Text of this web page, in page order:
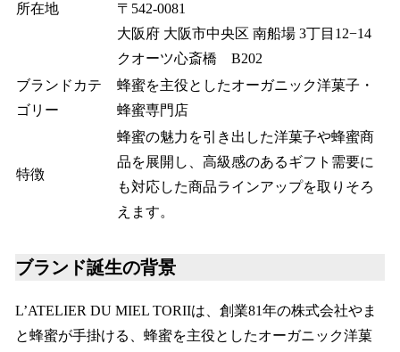
所在地
〒542-0081
大阪府 大阪市中央区 南船場 3丁目12−14
クオーツ心斎橋 B202
ブランドカテ
ゴリー
蜂蜜を主役としたオーガニック洋菓子・
蜂蜜専門店
特徴
蜂蜜の魅力を引き出した洋菓子や蜂蜜商
品を展開し、高級感のあるギフト需要に
も対応した商品ラインアップを取りそろ
えます。
ブランド誕生の背景
L’ATELIER DU MIEL TORIIは、創業81年の株式会社やま
と蜂蜜が手掛ける、蜂蜜を主役としたオーガニック洋菓